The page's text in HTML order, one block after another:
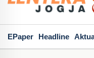
EPaper Headline